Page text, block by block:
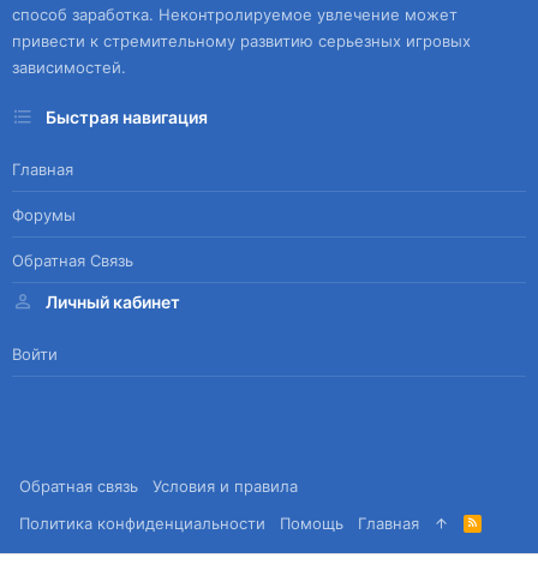
способ заработка. Неконтролируемое увлечение может
привести к стремительному развитию серьезных игровых
зависимостей.
Быстрая навигация
Главная
Форумы
Обратная Связь
Личный кабинет
Войти
Обратная связь
Условия и правила
Политика конфиденциальности
Помощь Главная
R
S
S